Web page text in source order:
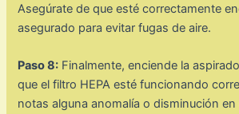
Asegúrate de que esté correctamente
asegurado para evitar fugas de aire.
Paso 8: Finalmente, enciende la
que el filtro HEPA esté funcionando
notas alguna anomalía o disminución